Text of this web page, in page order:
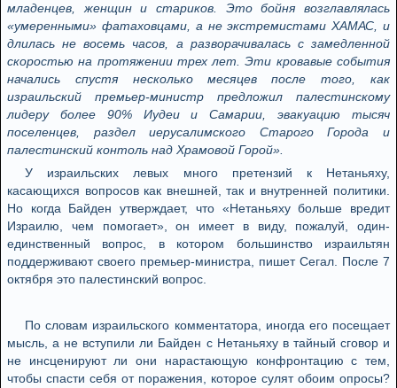
младенцев, женщин и стариков. Это бойня возглавлялась
«умеренными» фатаховцами, а не экстремистами ХАМАС, и
длилась не восемь часов, а разворачивалась с замедленной
скоростью на протяжении трех лет. Эти кровавые события
начались спустя несколько месяцев после того, как
израильский премьер-министр предложил палестинскому
лидеру более 90% Иудеи и Самарии, эвакуацию тысяч
поселенцев, раздел иерусалимского Старого Города и
палестинский контоль над Храмовой Горой».
У израильских левых много претензий к Нетаньяху,
касающихся вопросов как внешней, так и внутренней политики.
Но когда Байден утверждает, что «Нетаньяху больше вредит
Израилю, чем помогает», он имеет в виду, пожалуй, один-
единственный вопрос, в котором большинство израильтян
поддерживают своего премьер-министра, пишет Сегал. После 7
октября это палестинский вопрос.
По словам израильского комментатора, иногда его посещает
мысль, а не вступили ли Байден с Нетаньяху в тайный сговор и
не инсценируют ли они нарастающую конфронтацию с тем,
чтобы спасти себя от поражения, которое сулят обоим опросы?